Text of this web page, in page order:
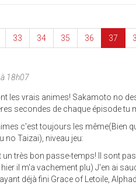
33 34 35 36 37
18h07
les vrais animes! Sakamoto no
secondes de chaque épisode tu
c'est toujours les même(Bien
no Taizai), niveau jeu:
très bon passe-temps! Il sont pas
il m'a vachement plu) J'en ai
déjà fini Grace of Letoile,